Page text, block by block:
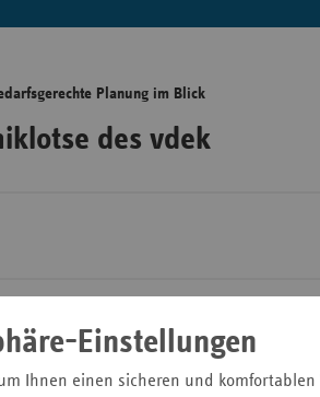
Einstellungen
Ihnen einen sicheren und
Planung im Blick
des vdek